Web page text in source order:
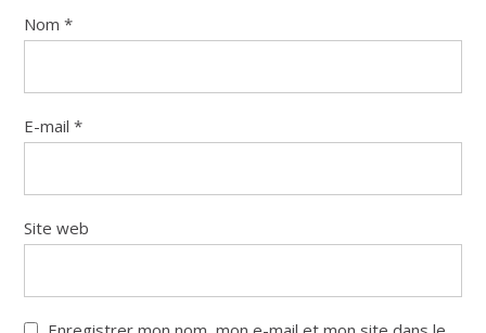
Nom*
E-mail*
Site web